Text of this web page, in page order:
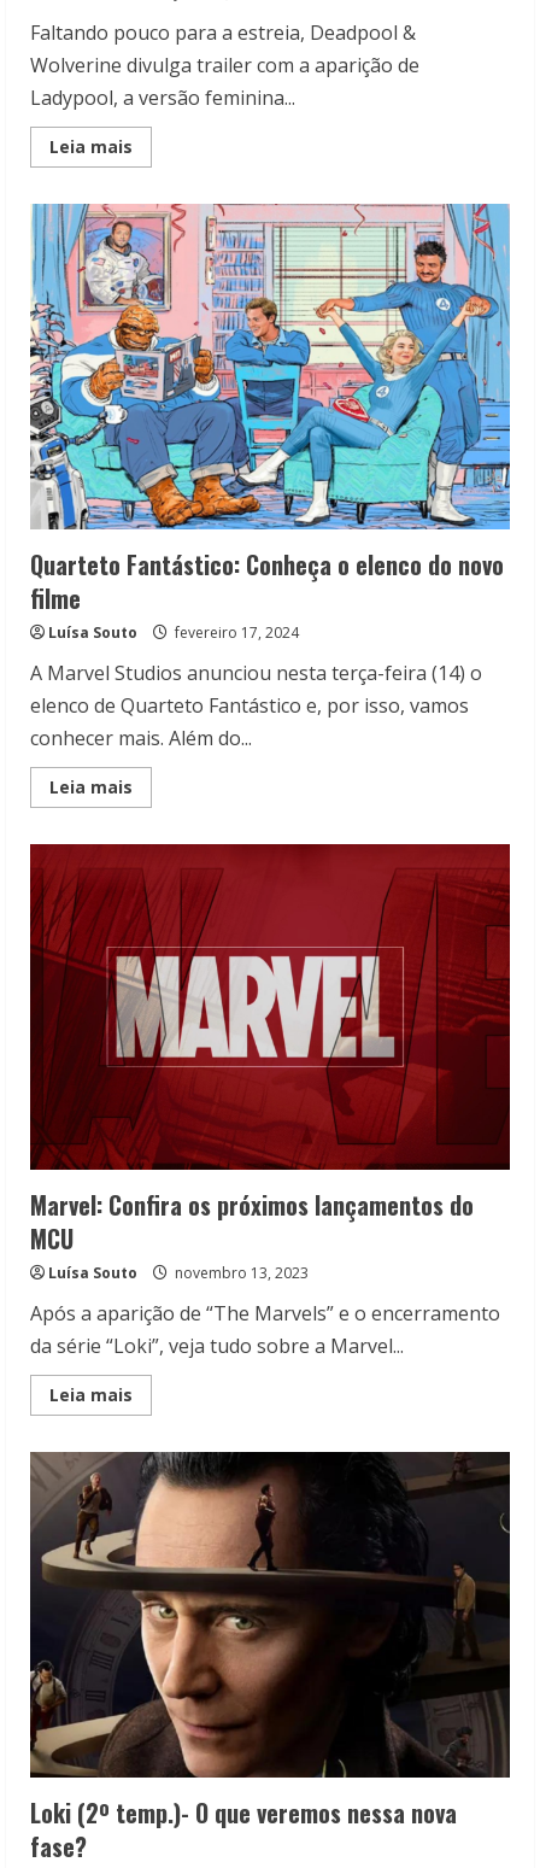
Faltando pouco para a estreia, Deadpool &
Wolverine divulga trailer com a aparição de
Ladypool, a versão feminina...
Leia mais
more
é
Ladypool?
Confira
algumas
teorias!
Quarteto Fantástico: Conheça o elenco do novo
filme
Luísa Souto fevereiro 17, 2024
A Marvel Studios anunciou nesta terça-feira (14) o
elenco de Quarteto Fantástico e, por isso, vamos
conhecer mais. Além do...
Leia mais
more
Conheça
o
elenco
do
novo
filme
Marvel: Confira os próximos lançamentos do
MCU
Luísa Souto novembro 13, 2023
Após a aparição de “The Marvels” e o encerramento
da série “Loki”, veja tudo sobre a Marvel...
Leia mais
more
Confira
os
próximos
lançamentos
do
MCU
Loki (2º temp.)- O que veremos nessa nova
fase?